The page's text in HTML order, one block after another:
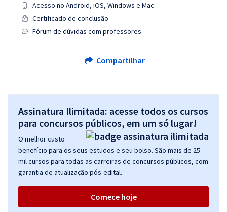
Acesso no Android, iOS, Windows e Mac
Certificado de conclusão
Fórum de dúvidas com professores
Compartilhar
Assinatura Ilimitada: acesse todos os cursos
para concursos públicos, em um só lugar!
O melhor custo
benefício para os seus estudos e seu bolso. São mais de 25
mil cursos para todas as carreiras de concursos públicos, com
garantia de atualização pós-edital.
Comece hoje